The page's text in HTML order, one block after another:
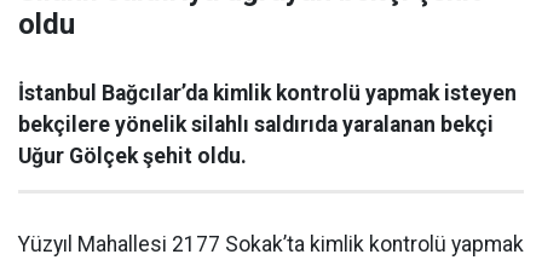
oldu
İstanbul Bağcılar’da kimlik kontrolü yapmak isteyen
bekçilere yönelik silahlı saldırıda yaralanan bekçi
Uğur Gölçek şehit oldu.
Yüzyıl Mahallesi 2177 Sokak’ta kimlik kontrolü yapmak